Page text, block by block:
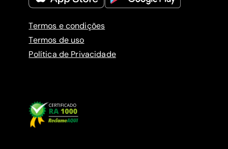
Termos e condições
Termos de uso
Política de Privacidade